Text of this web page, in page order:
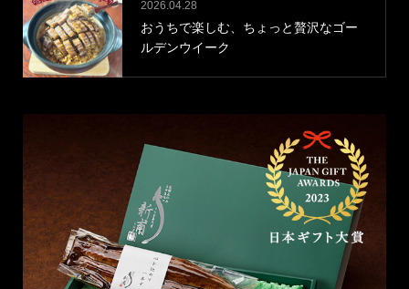
2026.04.28
おうちで楽しむ、ちょっと贅沢なゴー
ルデンウイーク